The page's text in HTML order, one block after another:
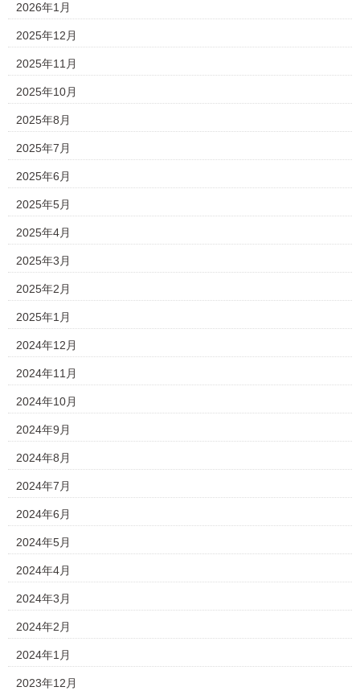
2026年1月
2025年12月
2025年11月
2025年10月
2025年8月
2025年7月
2025年6月
2025年5月
2025年4月
2025年3月
2025年2月
2025年1月
2024年12月
2024年11月
2024年10月
2024年9月
2024年8月
2024年7月
2024年6月
2024年5月
2024年4月
2024年3月
2024年2月
2024年1月
2023年12月